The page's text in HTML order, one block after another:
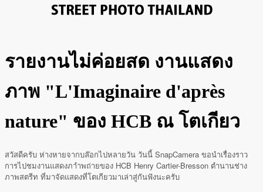
รายงานไม่ค่อยสด งานแสดง
ภาพ "L'Imaginaire d'après
nature" ของ HCB ณ โตเกียว
สวัสดีครับ ห่างหายจากบล๊อกไปหลายวัน วันนี้ SnapCamera ขอนำเรื่องราว
การไปชมงานแสดงภาำพถ่ายของ HCB Henry Cartier-Bresson ตำนานช่าง
ภาพสตรีท ที่มาจัดแสดงที่โตเกียวมาเล่าสู่กันฟังนะครับ